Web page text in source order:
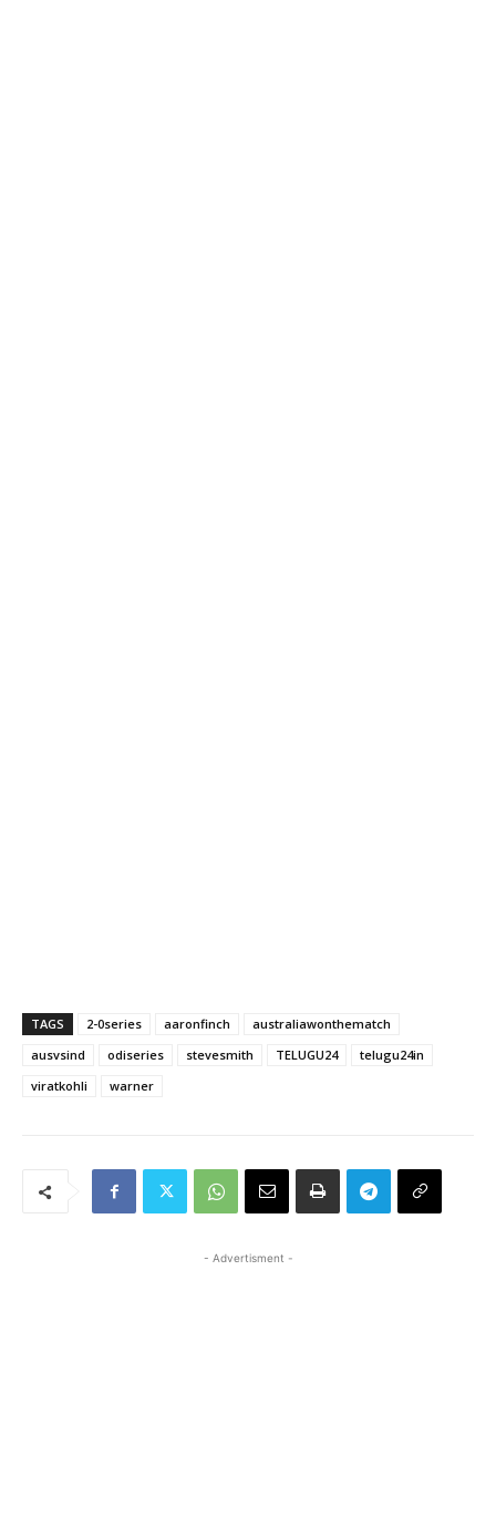
TAGS 2-0series aaronfinch
australiawonthematch
ausvsind
odiseries stevesmith TELUGU24
telugu24in
viratkohli
warner
- Advertisment -